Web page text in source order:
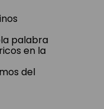
palabra
en la
del